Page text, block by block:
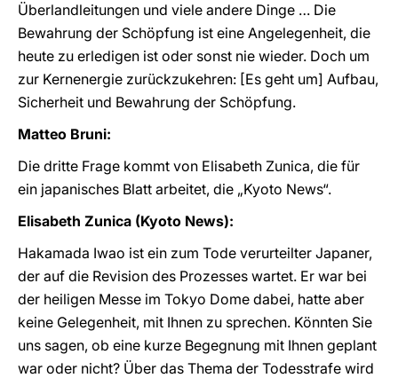
Überlandleitungen und viele andere Dinge … Die
Bewahrung der Schöpfung ist eine Angelegenheit, die
heute zu erledigen ist oder sonst nie wieder. Doch um
zur Kernenergie zurückzukehren: [Es geht um] Aufbau,
Sicherheit und Bewahrung der Schöpfung.
Matteo Bruni:
Die dritte Frage kommt von Elisabeth Zunica, die für
ein japanisches Blatt arbeitet, die „Kyoto News“.
Elisabeth Zunica (Kyoto News):
Hakamada Iwao ist ein zum Tode verurteilter Japaner,
der auf die Revision des Prozesses wartet. Er war bei
der heiligen Messe im Tokyo Dome dabei, hatte aber
keine Gelegenheit, mit Ihnen zu sprechen. Könnten Sie
uns sagen, ob eine kurze Begegnung mit Ihnen geplant
war oder nicht? Über das Thema der Todesstrafe wird